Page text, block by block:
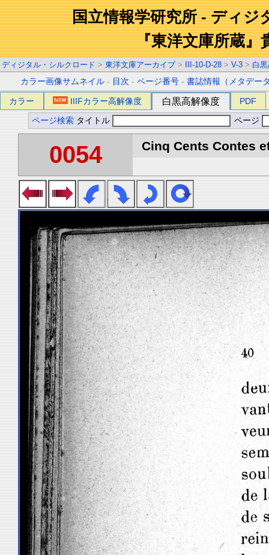
国立情報学研究所 - ディジ
『東洋文庫所蔵』
ディジタル・シルクロード > 東洋文庫アーカイブ > III-10-D-28 > V-3 > 白
カラー画像サムネイル - 目次 -ページ番号 -書誌情報（メタデー
カラー IIIFカラー高解像度 白黒高解像度 PDF
ページ検索 タイトル ページ
0054 Cinq Cents Contes